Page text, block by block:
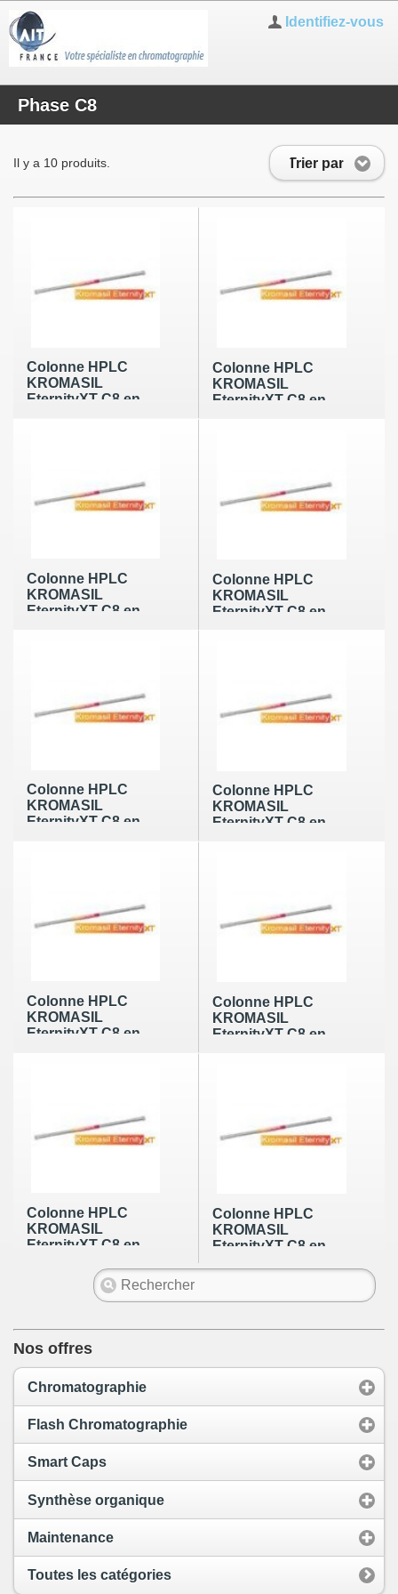
Identifiez-vous
Phase C8
Trier par
Il y a 10 produits.
Colonne HPLC
KROMASIL
EternityXT C8 en
Colonne HPLC
KROMASIL
EternityXT C8 en
Colonne HPLC
KROMASIL
EternityXT C8 en
Colonne HPLC
KROMASIL
EternityXT C8 en
Colonne HPLC
KROMASIL
EternityXT C8 en
Colonne HPLC
KROMASIL
EternityXT C8 en
Colonne HPLC
KROMASIL
EternityXT C8 en
Colonne HPLC
KROMASIL
EternityXT C8 en
Colonne HPLC
KROMASIL
EternityXT C8 en
Colonne HPLC
KROMASIL
EternityXT C8 en
Nos offres
Chromatographie
Flash Chromatographie
Smart Caps
Synthèse organique
Maintenance
Toutes les catégories